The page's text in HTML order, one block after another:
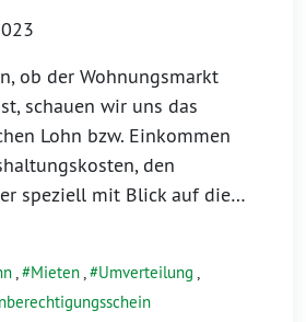
ob der Wohnungsmarkt
schauen wir uns das
Lohn bzw. Einkommen
den
speziell mit Blick auf die…
, Mieten, Umverteilung ,